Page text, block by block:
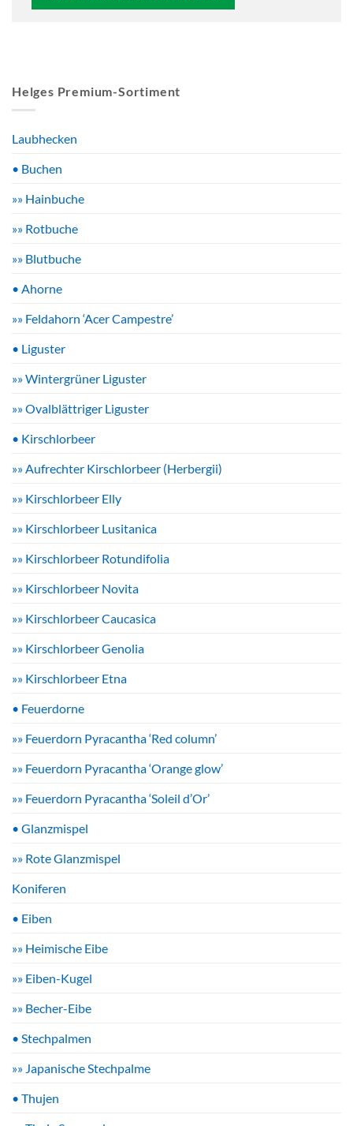
Helges Premium-Sortiment
Laubhecken
• Buchen
»» Hainbuche
»» Rotbuche
»» Blutbuche
• Ahorne
»» Feldahorn ‘Acer Campestre’
• Liguster
»» Wintergrüner Liguster
»» Ovalblättriger Liguster
• Kirschlorbeer
»» Aufrechter Kirschlorbeer (Herbergii)
»» Kirschlorbeer Elly
»» Kirschlorbeer Lusitanica
»» Kirschlorbeer Rotundifolia
»» Kirschlorbeer Novita
»» Kirschlorbeer Caucasica
»» Kirschlorbeer Genolia
»» Kirschlorbeer Etna
• Feuerdorne
»» Feuerdorn Pyracantha ‘Red column’
»» Feuerdorn Pyracantha ‘Orange glow’
»» Feuerdorn Pyracantha ‘Soleil d’Or’
• Glanzmispel
»» Rote Glanzmispel
Koniferen
• Eiben
»» Heimische Eibe
»» Eiben-Kugel
»» Becher-Eibe
• Stechpalmen
»» Japanische Stechpalme
• Thujen